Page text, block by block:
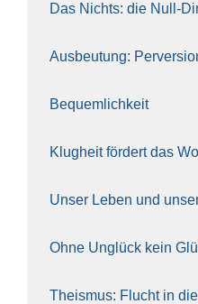
Das Nichts: die Null-
Aus­beu­tung:
Bequem­lich­keit
Klug­heit för­dert das
Unser Leben und
Ohne Unglück kein
The­is­mus: Flucht in